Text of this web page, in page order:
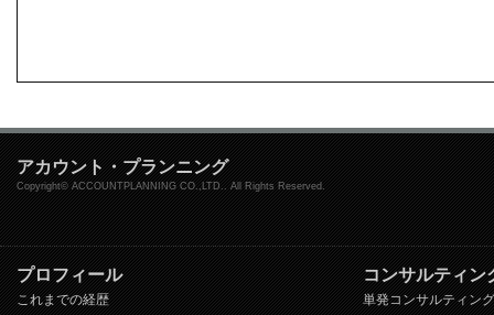
アカウント・プランニング
Copyright© ACCOUNTPLANNING CO.,LTD.. All Rights Reserved.
プロフィール
これまでの経歴
コンサルティン
単発コンサルティング